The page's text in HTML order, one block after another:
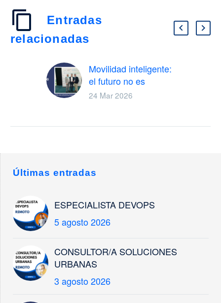
Entradas
relacionadas
Movilidad inteligente:
el futuro no es
moverse mejor, sino
semanas estuvimos
Congress, que volvió
24 Mar 2026
Últimas entradas
ESPECIALISTA DEVOPS
5 agosto 2026
CONSULTOR/A SOLUCIONES
URBANAS
3 agosto 2026